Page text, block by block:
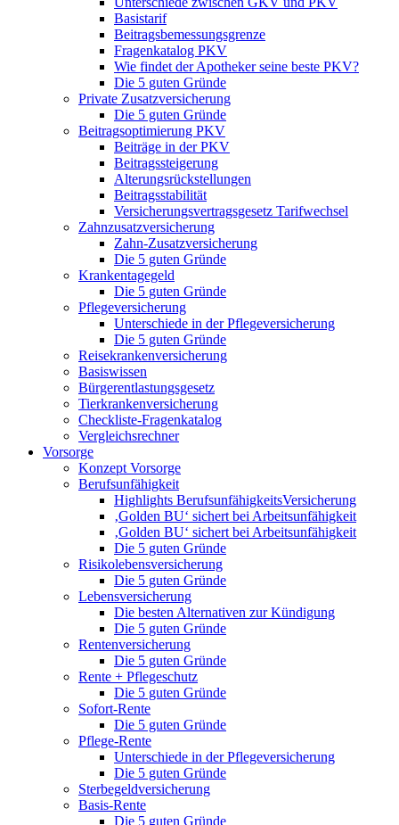
Basistarif
Beitragsbemessungsgrenze
Fragenkatalog PKV
Wie findet der Apotheker seine beste PKV?
Die 5 guten Gründe
Private Zusatzversicherung
Die 5 guten Gründe
Beitragsoptimierung PKV
Beiträge in der PKV
Beitragssteigerung
Alterungsrückstellungen
Beitragsstabilität
Versicherungsvertragsgesetz Tarifwechsel
Zahnzusatzversicherung
Zahn-Zusatzversicherung
Die 5 guten Gründe
Krankentagegeld
Die 5 guten Gründe
Pflegeversicherung
Unterschiede in der Pflegeversicherung
Die 5 guten Gründe
Reisekrankenversicherung
Basiswissen
Bürgerentlastungsgesetz
Tierkrankenversicherung
Checkliste-Fragenkatalog
Vergleichsrechner
Vorsorge
Konzept Vorsorge
Berufsunfähigkeit
Highlights BerufsunfähigkeitsVersicherung
‚Golden BU‘ sichert bei Arbeitsunfähigkeit
‚Golden BU‘ sichert bei Arbeitsunfähigkeit
Die 5 guten Gründe
Risikolebensversicherung
Die 5 guten Gründe
Lebensversicherung
Die besten Alternativen zur Kündigung
Die 5 guten Gründe
Rentenversicherung
Die 5 guten Gründe
Rente + Pflegeschutz
Die 5 guten Gründe
Sofort-Rente
Die 5 guten Gründe
Pflege-Rente
Unterschiede in der Pflegeversicherung
Die 5 guten Gründe
Sterbegeldversicherung
Basis-Rente
Die 5 guten Gründe